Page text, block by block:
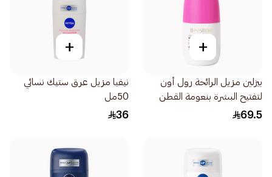
+
بيزلين مزيل الرائحة رول أون
لتفتيح البشرة بنعومة القطن
اللطيف 50مل
69.5
+
نيفيا مزيل عرق ستيك نسائي
50مل
36